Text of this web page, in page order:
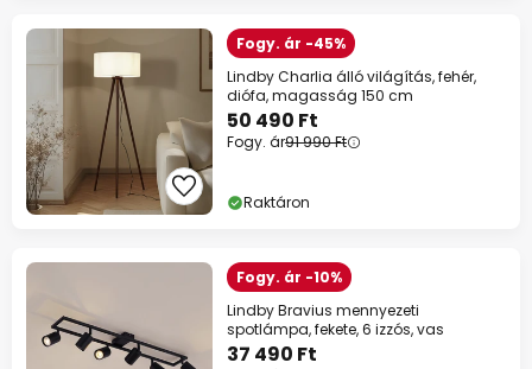
Fogy. ár -45%
Lindby Charlia álló világítás, fehér,
diófa, magasság 150 cm
50 490 Ft
Fogy. ár91 990 Ft
Raktáron
Fogy. ár -10%
Lindby Bravius mennyezeti
spotlámpa, fekete, 6 izzós, vas
37 490 Ft